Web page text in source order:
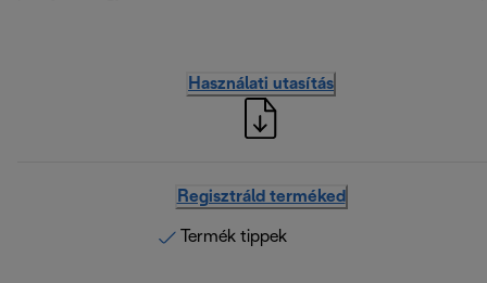
Használati utasítás
Regisztráld terméked
Termék tippek